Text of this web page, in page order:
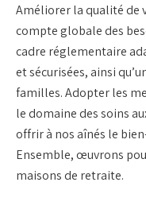
Améliorer la qualité de
compte globale des
cadre réglementaire
et sécurisées, ainsi
familles. Adopter les
le domaine des soins
offrir à nos aînés le
Ensemble, œuvrons
maisons de retraite.